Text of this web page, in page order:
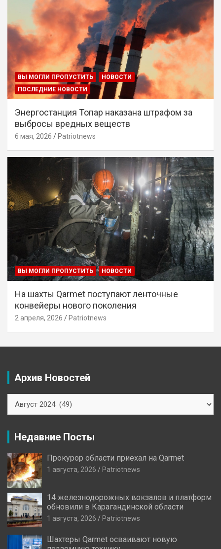
ВЫ МОГЛИ ПРОПУСТИТЬ
НОВОСТИ
ПОСЛЕДНИЕ НОВОСТИ
Энергостанция Топар наказана штрафом за
выбросы вредных веществ
6 мая, 2026 Patriotnews
ВЫ МОГЛИ ПРОПУСТИТЬ НОВОСТИ
На шахты Qarmet поступают ленточные
конвейеры нового поколения
2 апреля, 2026 Patriotnews
Архив Новостей
Новостей
Недавние Посты
Прокурор области приехал на Qarmet
1 августа, 2026 Patriotnews
14 железнодорожных вокзалов и платформ
обновили в Карагандинской области
1 августа, 2026 Patriotnews
Шахтеры Qarmet осваивают новую